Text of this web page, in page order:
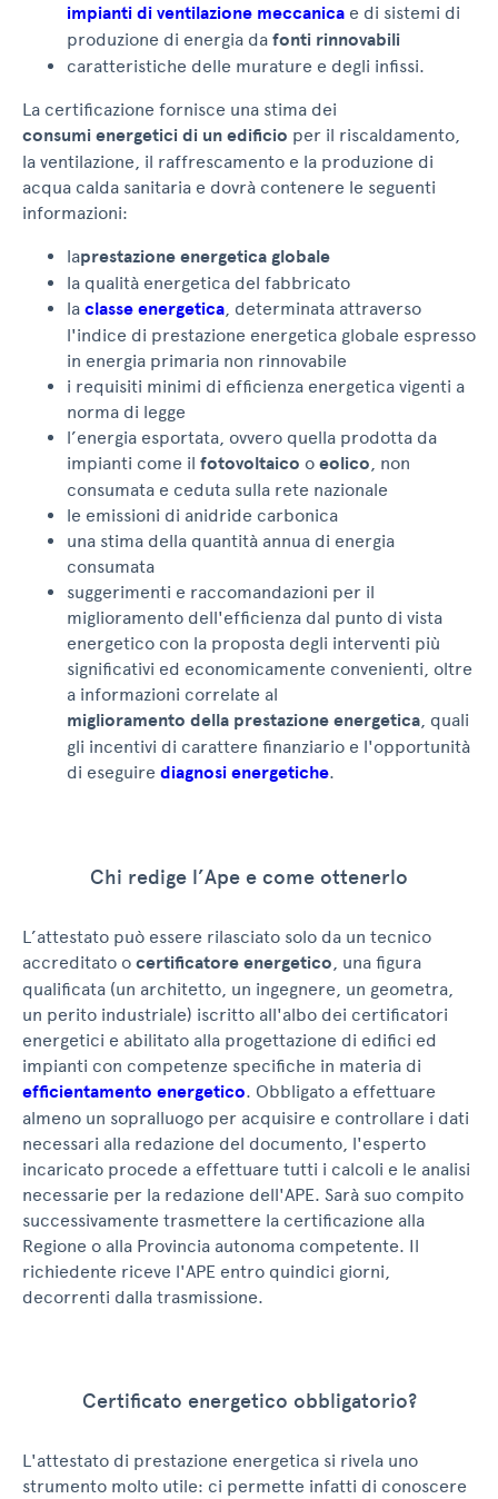
impianti di ventilazione meccanica e di sistemi di
produzione di energia da fonti rinnovabili
caratteristiche delle murature e degli infissi.
La certificazione fornisce una stima dei
consumi energetici di un edificio per il riscaldamento,
la ventilazione, il raffrescamento e la produzione di
acqua calda sanitaria e dovrà contenere le seguenti
informazioni:
laprestazione energetica globale
la qualità energetica del fabbricato
la classe energetica, determinata attraverso
l'indice di prestazione energetica globale espresso
in energia primaria non rinnovabile
i requisiti minimi di efficienza energetica vigenti a
norma di legge
l’energia esportata, ovvero quella prodotta da
impianti come il fotovoltaico o eolico, non
consumata e ceduta sulla rete nazionale
le emissioni di anidride carbonica
una stima della quantità annua di energia
consumata
suggerimenti e raccomandazioni per il
miglioramento dell'efficienza dal punto di vista
energetico con la proposta degli interventi più
significativi ed economicamente convenienti, oltre
a informazioni correlate al
miglioramento della prestazione energetica, quali
gli incentivi di carattere finanziario e l'opportunità
di eseguire diagnosi energetiche.
Chi redige l’Ape e come ottenerlo
L’attestato può essere rilasciato solo da un tecnico
accreditato o certificatore energetico, una figura
qualificata (un architetto, un ingegnere, un geometra,
un perito industriale) iscritto all'albo dei certificatori
energetici e abilitato alla progettazione di edifici ed
impianti con competenze specifiche in materia di
efficientamento energetico. Obbligato a effettuare
almeno un sopralluogo per acquisire e controllare i dati
necessari alla redazione del documento, l'esperto
incaricato procede a effettuare tutti i calcoli e le analisi
necessarie per la redazione dell'APE. Sarà suo compito
successivamente trasmettere la certificazione alla
Regione o alla Provincia autonoma competente. Il
richiedente riceve l'APE entro quindici giorni,
decorrenti dalla trasmissione.
Certificato energetico obbligatorio?
L'attestato di prestazione energetica si rivela uno
strumento molto utile: ci permette infatti di conoscere